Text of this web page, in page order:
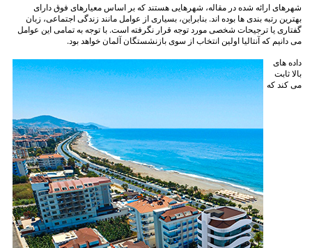
شهرهای ارائه شده در مقاله، شهرهایی هستند که بر اساس معیارهای فوق دارای
بهترین رتبه بندی ها بوده اند. بنابراین، بسیاری از عوامل مانند زندگی اجتماعی، زبان
گفتاری یا ترجیحات شخصی مورد توجه قرار نگرفته است. با توجه به تمامی این عوامل
می دانیم که آنتالیا اولین انتخاب از سوی بازنشستگان آلمان خواهد بود.
داده های
بالا ثابت
می کند که